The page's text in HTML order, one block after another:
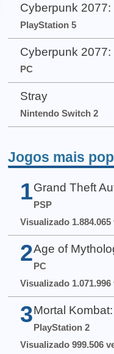
Cyberpunk 2077:
PlayStation 5
Cyberpunk 2077:
PC
Stray
Nintendo Switch 2
Jogos mais
1 Grand Theft
PSP
Visualizado 1.884.065
2 Age of
PC
Visualizado 1.071.996
3 Mortal
PlayStation 2
Visualizado 999.506